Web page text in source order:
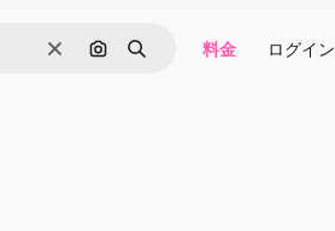
消去 画像で検索
検索 料金 ログイン